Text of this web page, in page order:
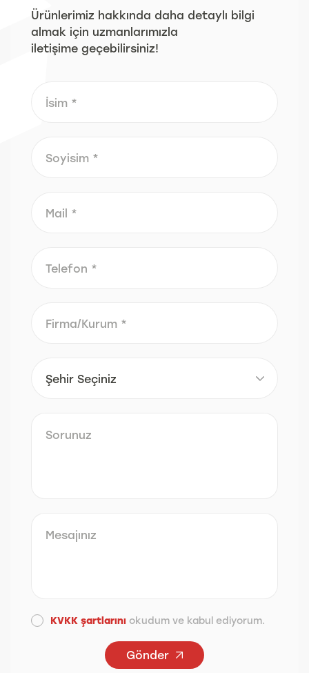
Ürünlerimiz hakkında daha detaylı bilgi
almak için uzmanlarımızla
iletişime geçebilirsiniz!
KVKK şartlarını okudum ve kabul ediyorum.
Gönder